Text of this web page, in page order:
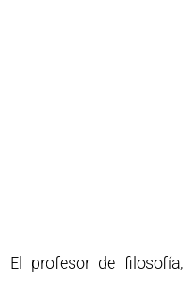
El profesor de filosofía,